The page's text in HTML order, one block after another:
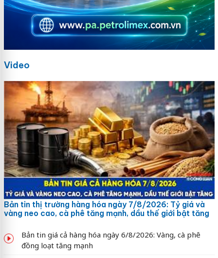
Video
Bản tin thị trường hàng hóa ngày 7/8/2026: Tỷ giá và
vàng neo cao, cà phê tăng mạnh, dầu thế giới bật tăng
Bản tin giá cả hàng hóa ngày 6/8/2026: Vàng, cà phê
đồng loạt tăng mạnh